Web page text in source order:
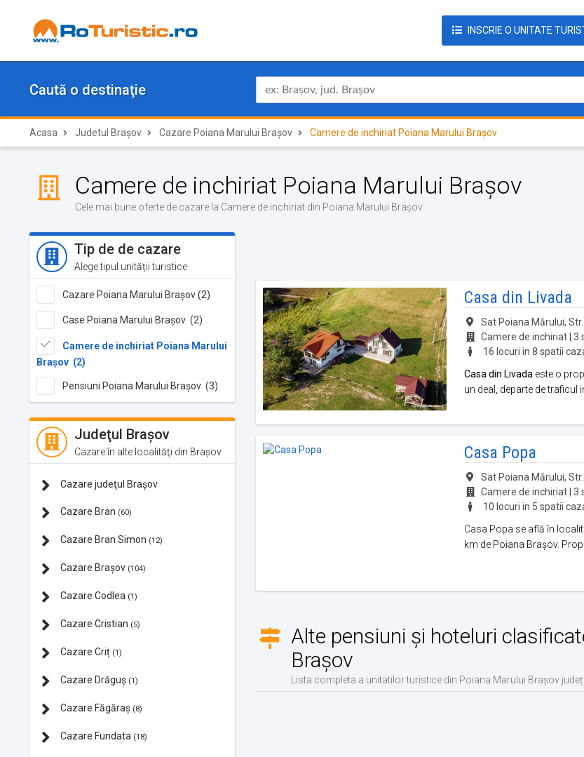
INSCRIE O UNITATE
Caută o destinaţie
Acasa Judetul Brașov Cazare Poiana Marului Brașov Camere de inchiriat Poiana Marului Brașov
Camere de inchiriat Poiana Marului Brașov
Cele mai bune oferte de cazare la Camere de inchiriat din Poiana Marului Brașov
Tip de de cazare
Alege tipul unității turistice
Cazare Poiana Marului Brașov(2)
Case Poiana Marului Brașov (2)
Camere de inchiriat Poiana Marului
Brașov (2)
Pensiuni Poiana Marului Brașov (3)
Judeţul Brașov
Cazare în alte localităţi din Brașov
Cazare judeţul Brașov
Cazare Bran (60)
Cazare Bran Simon (12)
Cazare Brașov (104)
Cazare Codlea (1)
Cazare Cristian (5)
Cazare Criț (1)
Cazare Drăguș (1)
Cazare Făgăraș (8)
Cazare Fundata (18)
Casa din Livada
Sat Poiana Mărului,
Camere de inchiriat | 3
16 locuri in 8 spatii
Casa din Livada este o
un deal, departe de traficul
Casa Popa
Sat Poiana Mărului,
Camere de inchiriat | 3
10 locuri in 5 spatii
Casa Popa se află în
km de Poiana Brașov.
Alte pensiuni și hoteluri
Brașov
Lista completa a unitatilor turistice din Poiana Marului Brașov